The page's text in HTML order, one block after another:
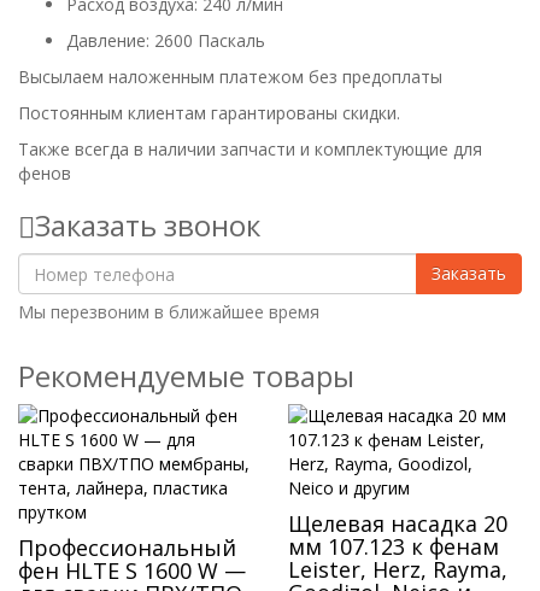
Давление: 2600 Паскаль
Высылаем наложенным платежом без предоплаты
Постоянным клиентам гарантированы скидки.
Также всегда в наличии запчасти и комплектующие для
фенов
Заказать звонок
Заказать
Мы перезвоним в ближайшее время
Рекомендуемые товары
Профессиональный
фен HLTE S 1600 W —
Щелевая насадка 20
мм 107.123 к фенам
Leister, Herz, Rayma,